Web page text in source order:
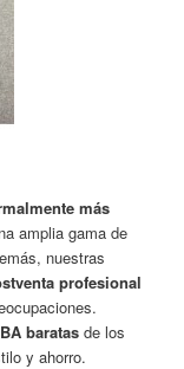
más
amplia gama de
nuestras
profesional
baratas de los
y ahorro.